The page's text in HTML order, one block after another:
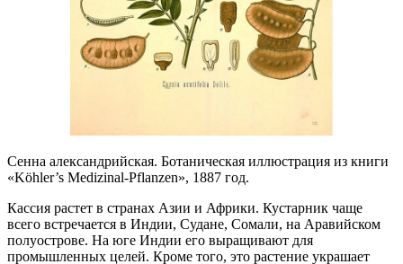
Сенна александрийская. Ботаническая иллюстрация из книги
«Köhler’s Medizinal-Pflanzen», 1887 год.
Кассия растет в странах Азии и Африки. Кустарник чаще
всего встречается в Индии, Судане, Сомали, на Аравийском
полуострове. На юге Индии его выращивают для
промышленных целей. Кроме того, это растение украшает